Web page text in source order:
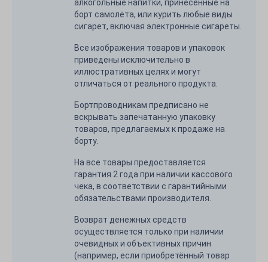
алкогольные напитки, принесённые на
борт самолёта, или курить любые виды
сигарет, включая электронные сигареты.
Все изображения товаров и упаковок
приведены исключительно в
иллюстративных целях и могут
отличаться от реального продукта.
Бортпроводникам предписано не
вскрывать запечатанную упаковку
товаров, предлагаемых к продаже на
борту.
На все товары предоставляется
гарантия 2 года при наличии кассового
чека, в соответствии с гарантийными
обязательствами производителя.
Возврат денежных средств
осуществляется только при наличии
очевидных и объективных причин
(например, если приобретённый товар